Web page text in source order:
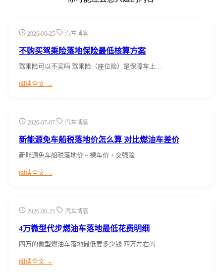
2026-06-25 汽车博客
不购买驾乘险落地保险最低核算方案
驾乘险可以不买吗 驾乘险（座位险）是保障车上…
阅读全文 →
2026-07-07 汽车博客
新能源免车船税落地价怎么算 对比燃油车差价
新能源免车船税落地价 = 裸车价 + 交强险…
阅读全文 →
2026-06-25 汽车博客
4万微型代步燃油车落地最低花费明细
四万的微型燃油车落地最低要多少钱 四万左右的…
阅读全文 →